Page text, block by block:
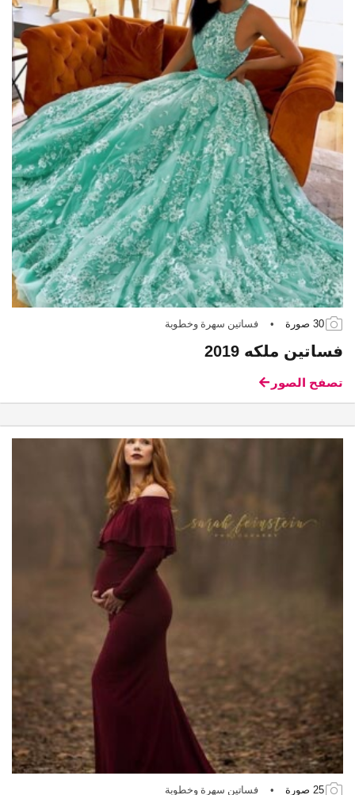
30 صورة • فساتين سهرة وخطوبة
فساتين ملكه 2019
تصفح الصور
25 صورة • فساتين سهرة وخطوبة